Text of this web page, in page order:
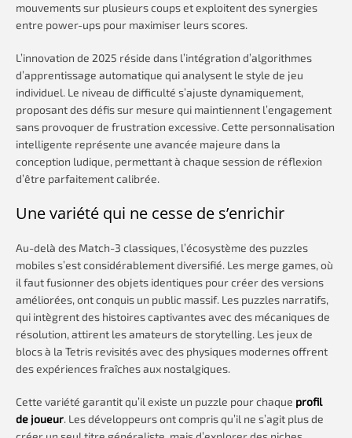
mouvements sur plusieurs coups et exploitent des synergies
entre power-ups pour maximiser leurs scores.
L’innovation de 2025 réside dans l’intégration d’algorithmes
d’apprentissage automatique qui analysent le style de jeu
individuel. Le niveau de difficulté s’ajuste dynamiquement,
proposant des défis sur mesure qui maintiennent l’engagement
sans provoquer de frustration excessive. Cette personnalisation
intelligente représente une avancée majeure dans la
conception ludique, permettant à chaque session de réflexion
d’être parfaitement calibrée.
Une variété qui ne cesse de s’enrichir
Au-delà des Match-3 classiques, l’écosystème des puzzles
mobiles s’est considérablement diversifié. Les merge games, où
il faut fusionner des objets identiques pour créer des versions
améliorées, ont conquis un public massif. Les puzzles narratifs,
qui intègrent des histoires captivantes avec des mécaniques de
résolution, attirent les amateurs de storytelling. Les jeux de
blocs à la Tetris revisités avec des physiques modernes offrent
des expériences fraîches aux nostalgiques.
Cette variété garantit qu’il existe un puzzle pour chaque profil
de joueur. Les développeurs ont compris qu’il ne s’agit plus de